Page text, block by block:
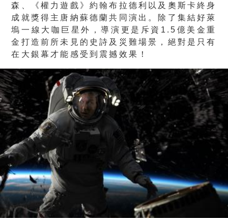
森、《權力遊戲》約翰布拉德利以及奧斯卡終身
成就獎得主唐納蘇德蘭共同演出。除了集結好萊
塢一線大咖巨星外，導演更是斥資1.5億美金重
金打造前所未見的史詩及災難場景，絕對是只有
在大銀幕才能感受到震撼效果！